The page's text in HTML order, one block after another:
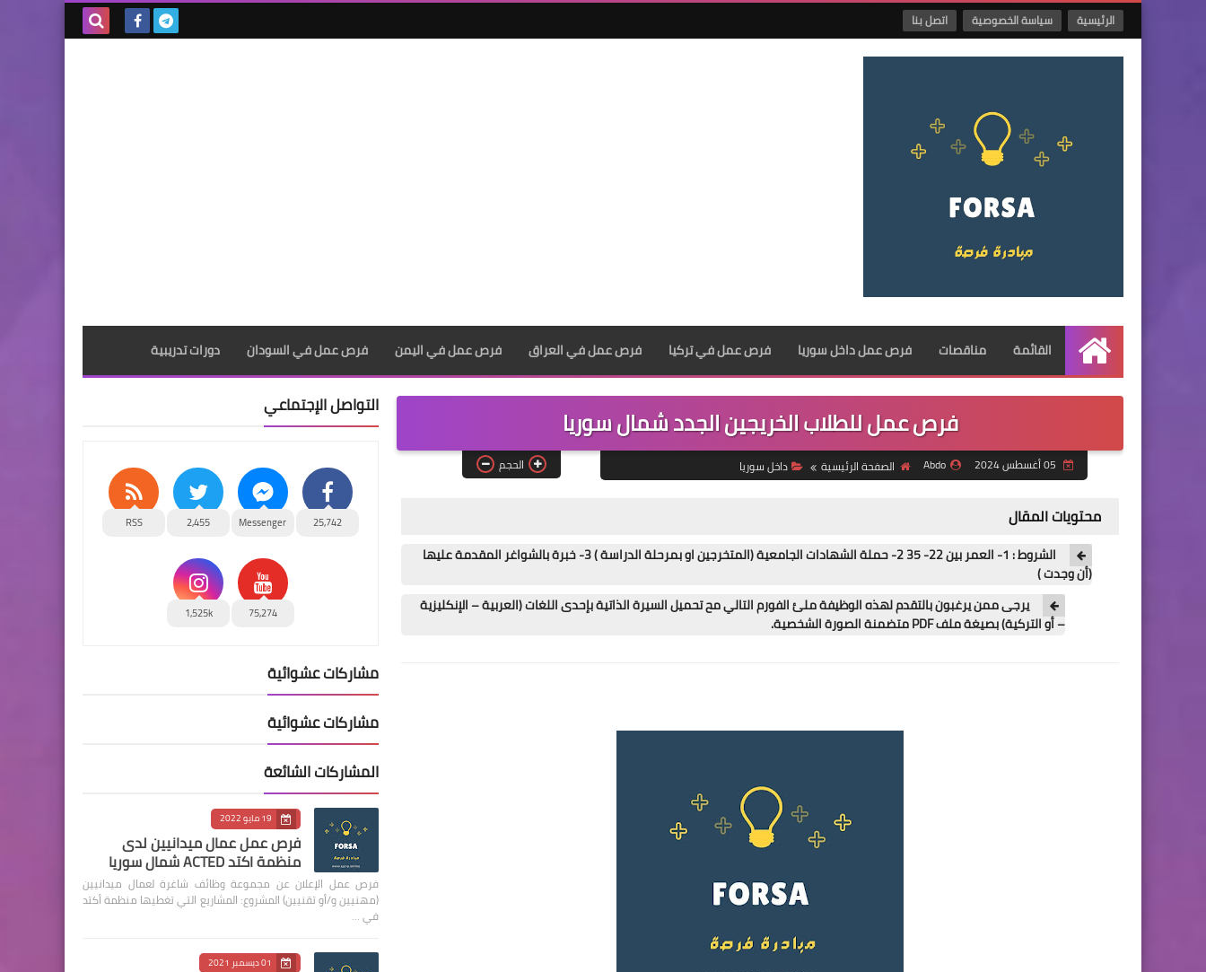
الرئيسية سياسة الخصوصية اتصل بنا
الرئيسية
القائمة مناقصات فرص عمل داخل سوريا فرص عمل في تركيا فرص عمل في العراق فرص عمل في اليمن فرص عمل في السودان دورات تدريبية
فرص عمل للطلاب الخريجين الجدد شمال سوريا
Abdo الصفحة الرئيسية داخل سوريا الحجم
محتويات المقال
الشروط : 1- العمر بين 22- 35 2- حملة الشهادات الجامعية (المتخرجين او بمرحلة الدراسة ) 3- خبرة بالشواغر المقدمة عليها
(أن وجدت )
يرجى ممن يرغبون بالتقدم لهذه الوظيفة ملئ الفورم التالي مح تحميل السيرة الذاتية بإحدى اللغات (العربية – الإنكليزية
– أو التركية) بصيغة ملف PDF متضمنة الصورة الشخصية.
التواصل الإجتماعي
25,742
Messenger
2,455
RSS
75,274
1,525k
مشاركات عشوائية
مشاركات عشوائية
المشاركات الشائعة
19 مايو 2022
فرص عمل عمال ميدانيين لدى
منظمة اكتد ACTED شمال سوريا
فرص عمل الإعلان عن مجموعة وظائف شاغرة لعمال ميدانيين
(مهنيين و/أو تقنيين) المشروع: المشاريع التي تغطيها منظمة أكتد
في …
01 ديسمبر 2021